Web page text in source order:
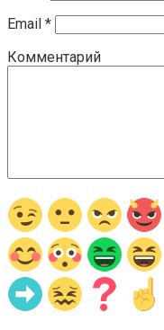
Email *
Комментарий